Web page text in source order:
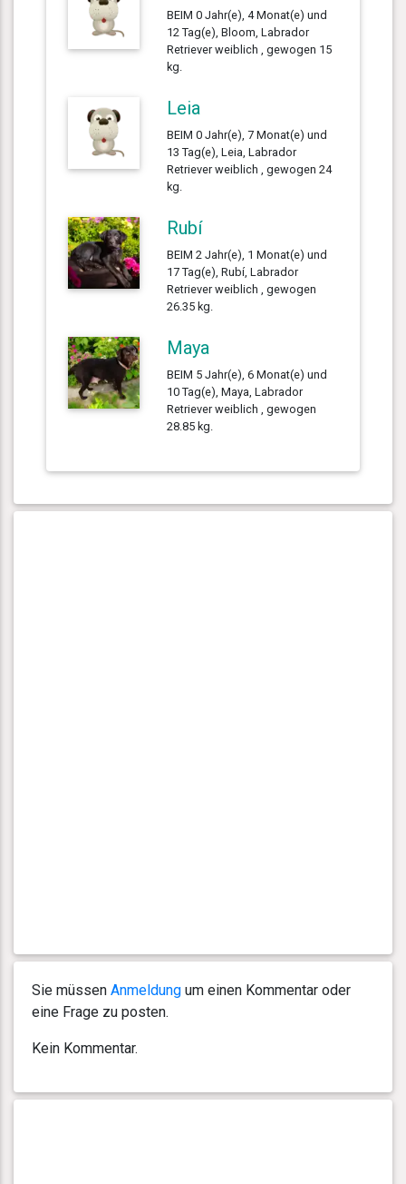
BEIM 0 Jahr(e), 4 Monat(e) und
12 Tag(e), Bloom, Labrador
Retriever weiblich , gewogen 15
kg.
Leia
BEIM 0 Jahr(e), 7 Monat(e) und
13 Tag(e), Leia, Labrador
Retriever weiblich , gewogen 24
kg.
Rubí
BEIM 2 Jahr(e), 1 Monat(e) und
17 Tag(e), Rubí, Labrador
Retriever weiblich , gewogen
26.35 kg.
Maya
BEIM 5 Jahr(e), 6 Monat(e) und
10 Tag(e), Maya, Labrador
Retriever weiblich , gewogen
28.85 kg.
Sie müssen Anmeldung um einen Kommentar oder
eine Frage zu posten.
Kein Kommentar.